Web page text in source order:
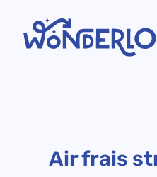
contenu
Air frais